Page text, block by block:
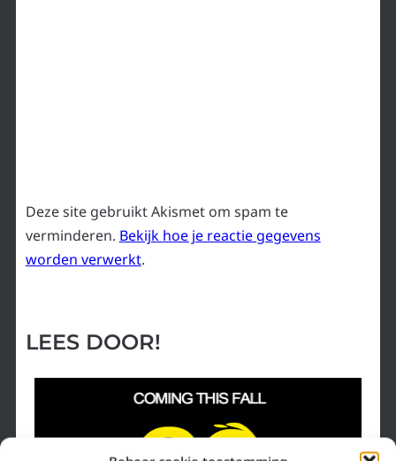
Deze site gebruikt Akismet om spam te
verminderen. Bekijk hoe je reactie gegevens
worden verwerkt.
LEES DOOR!